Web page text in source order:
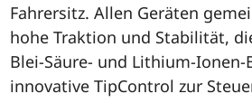
Fahrersitz. Allen Geräten
hohe Traktion und Stabilität,
Blei-Säure- und Lithium-
innovative TipControl zur